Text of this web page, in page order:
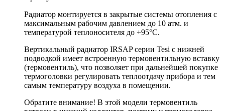
Радиатор монтируется в закрытые системы отопления с
максимальным рабочим давлением до 10 атм. и
температурой теплоносителя до +95°C.
Вертикальный радиатор IRSAP серии Tesi с нижней
подводкой имеет встроенную термовентильную вставку
(термовентиль), что позволяет при дальнейшей покупке
термоголовки регулировать теплоотдачу прибора и тем
самым температуру воздуха в помещении.
Обратите внимание! В этой модели термовентиль